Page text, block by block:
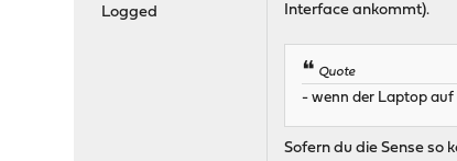
Logged
Interface ankommt).
Quote
- wenn der Laptop auf
Sofern du die Sense so